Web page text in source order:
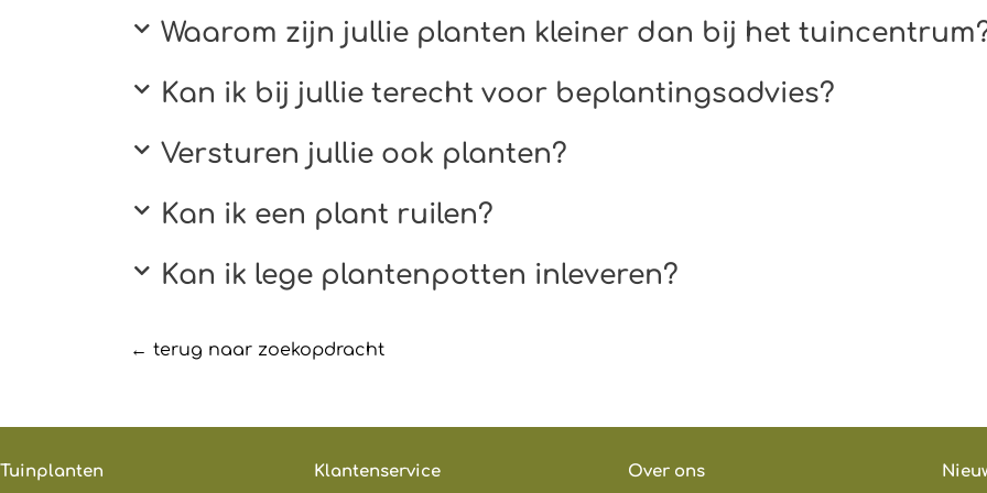
Waarom zijn jullie planten kleiner dan bij het
Kan ik bij jullie terecht voor beplantingsadvies?​
Versturen jullie ook planten?​
Kan ik een plant ruilen?​
Kan ik lege plantenpotten inleveren?​
← terug naar zoekopdracht
Tuinplanten Klantenservice Over ons